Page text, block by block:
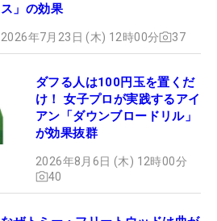
ス」の効果
2026年7月23日 (木) 12時00分 37
ダフる人は100円玉を置くだ
け！ 女子プロが実践するアイ
アン「ダウンブロードリル」
が効果抜群
2026年8月6日 (木) 12時00分
40